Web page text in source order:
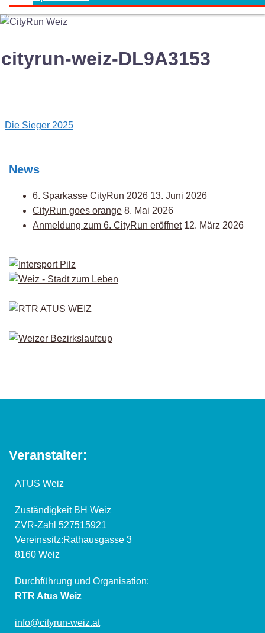
cityrun-weiz-DL9A3153
Post
Die Sieger 2025
News
6. Sparkasse CityRun 2026 13. Juni 2026
CityRun goes orange 8. Mai 2026
Anmeldung zum 6. CityRun eröffnet 12. März 2026
Veranstalter:
ATUS Weiz
Zuständigkeit BH Weiz
ZVR-Zahl 527515921
Vereinssitz:Rathausgasse 3
8160 Weiz
Durchführung und Organisation:
RTR Atus Weiz
info@cityrun-weiz.at